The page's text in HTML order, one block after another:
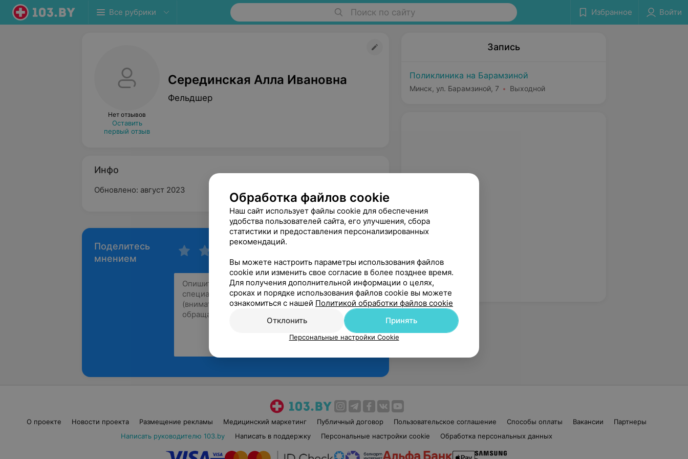
Все рубрики Поиск по сайту Избранное Войти
Нет отзывов
Оставить
первый отзыв
Серединская Алла Ивановна
Фельдшер
Инфо
Обновлено: август 2023
Поделитесь
мнением
Запись
Поликлиника на Барамзиной
Минск, ул. Барамзиной, 7 Выходной
О проекте Новости проекта Размещение рекламы Медицинский маркетинг Публичный договор Пользовательское соглашение Способы оплаты Вакансии
Партнеры
Написать руководителю 103.by
Написать в поддержку Персональные настройки cookie Обработка персональных данных
Обработка файлов cookie
Наш сайт использует файлы cookie для обеспечения
удобства пользователей сайта, его улучшения, сбора
статистики и предоставления персонализированных
рекомендаций.
Вы можете настроить параметры использования файлов
cookie или изменить свое согласие в более позднее время.
Для получения дополнительной информации о целях,
сроках и порядке использования файлов cookie вы можете
ознакомиться с нашей Политикой обработки файлов cookie
Отклонить
Принять
Персональные настройки Cookie